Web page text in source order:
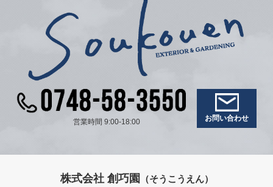
営業時間 9:00-18:00 お問い合わせ
株式会社 創巧園 （そうこうえん）